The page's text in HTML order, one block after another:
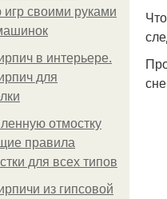
игр своими руками
в интерьере.
для
отмостку
правила
для всех типов
из гипсовой